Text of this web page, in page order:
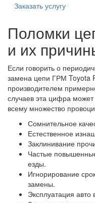
Заказать услугу
Поломки
и их
Если говорить о
замена цепи ГРМ Toyota
производителем
случаев эта цифра
всему множество
Сомнительное
Естественное
Заклинивание
Частые
езды.
Игнорирование
замены.
Эксплуатация